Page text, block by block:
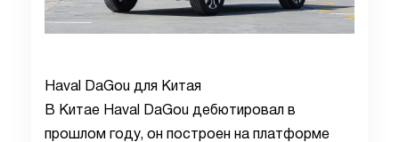
Haval DaGou для Китая
В Китае Haval DaGou дебютировал в
прошлом году, он построен на платформе